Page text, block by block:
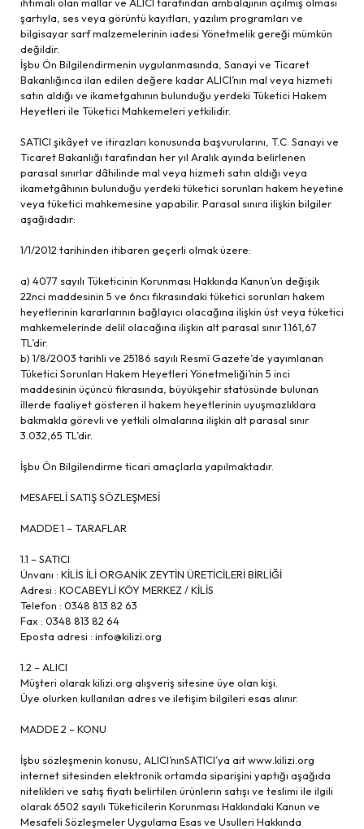
şartıyla, ses veya görüntü kayıtları, yazılım programları ve
bilgisayar sarf malzemelerinin iadesi Yönetmelik gereği mümkün
değildir.
İşbu Ön Bilgilendirmenin uygulanmasında, Sanayi ve Ticaret
Bakanlığınca ilan edilen değere kadar ALICI’nın mal veya hizmeti
satın aldığı ve ikametgahının bulunduğu yerdeki Tüketici Hakem
Heyetleri ile Tüketici Mahkemeleri yetkilidir.
SATICI şikâyet ve itirazları konusunda başvurularını, T.C. Sanayi ve
Ticaret Bakanlığı tarafından her yıl Aralık ayında belirlenen
parasal sınırlar dâhilinde mal veya hizmeti satın aldığı veya
ikametgâhının bulunduğu yerdeki tüketici sorunları hakem heyetine
veya tüketici mahkemesine yapabilir. Parasal sınıra ilişkin bilgiler
aşağıdadır:
1/1/2012 tarihinden itibaren geçerli olmak üzere:
a) 4077 sayılı Tüketicinin Korunması Hakkında Kanun’un değişik
22nci maddesinin 5 ve 6ncı fıkrasındaki tüketici sorunları hakem
heyetlerinin kararlarının bağlayıcı olacağına ilişkin üst veya tüketici
mahkemelerinde delil olacağına ilişkin alt parasal sınır 1.161,67
TL’dir.
b) 1/8/2003 tarihli ve 25186 sayılı Resmî Gazete’de yayımlanan
Tüketici Sorunları Hakem Heyetleri Yönetmeliği’nin 5 inci
maddesinin üçüncü fıkrasında, büyükşehir statüsünde bulunan
illerde faaliyet gösteren il hakem heyetlerinin uyuşmazlıklara
bakmakla görevli ve yetkili olmalarına ilişkin alt parasal sınır
3.032,65 TL’dir.
İşbu Ön Bilgilendirme ticari amaçlarla yapılmaktadır.
MESAFELİ SATIŞ SÖZLEŞMESİ
MADDE 1 – TARAFLAR
1.1 – SATICI
Ünvanı : KİLİS İLİ ORGANİK ZEYTİN ÜRETİCİLERİ BİRLİĞİ
Adresi : KOCABEYLİ KÖY MERKEZ / KİLİS
Telefon : 0348 813 82 63
Fax : 0348 813 82 64
Eposta adresi : info@kilizi.org
1.2 – ALICI
Müşteri olarak kilizi.org alışveriş sitesine üye olan kişi.
Üye olurken kullanılan adres ve iletişim bilgileri esas alınır.
MADDE 2 – KONU
İşbu sözleşmenin konusu, ALICI’nınSATICI’ya ait www.kilizi.org
internet sitesinden elektronik ortamda siparişini yaptığı aşağıda
nitelikleri ve satış fiyatı belirtilen ürünlerin satışı ve teslimi ile ilgili
olarak 6502 sayılı Tüketicilerin Korunması Hakkındaki Kanun ve
Mesafeli Sözleşmeler Uygulama Esas ve Usulleri Hakkında